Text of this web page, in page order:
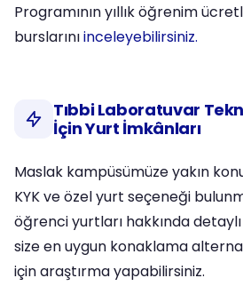
Programının yıllık öğrenim
burslarınıinceleyebilirsiniz.
Tıbbi Laboratuvar
İçin Yurt İmkânları
Maslak kampüsümüze yakın
KYK ve özel yurt seçeneği
öğrenci yurtları hakkında
size en uygun konaklama
için araştırma yapabilirsiniz.